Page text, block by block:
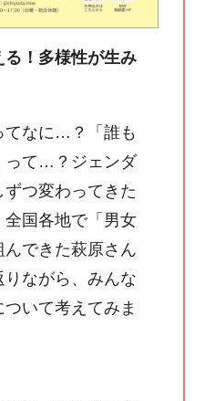
る！多様性が生み
てなに…？「誰も
って…？ジェンダ
つ変わってきた
国各地で「男女
できた萩原さん
りながら、みんな
いて考えてみま